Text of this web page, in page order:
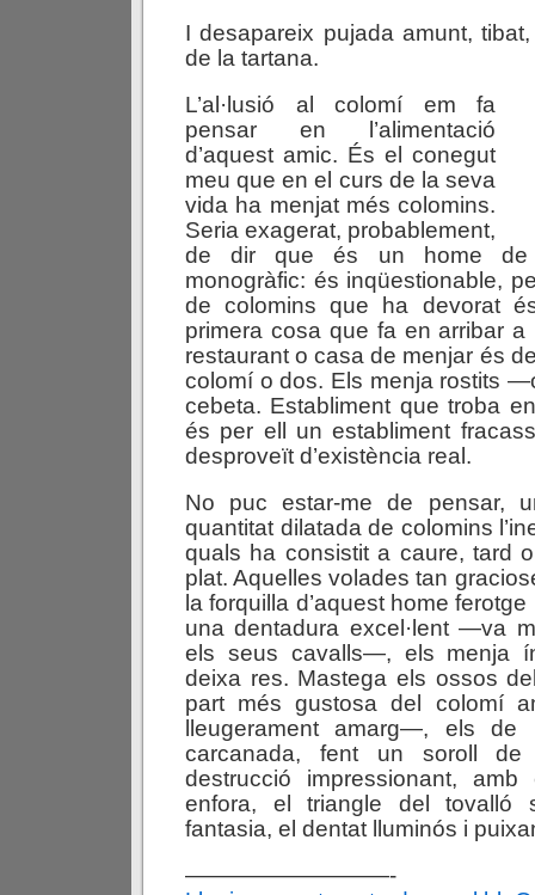
I desapareix pujada amunt,
de la tartana.
L’al·lusió al colomí em fa
pensar en l’alimentació
d’aquest amic. És el conegut
meu que en el curs de la seva
vida ha menjat més colomins.
Seria exagerat, probablement,
de dir que és un home de
monogràfic: és inqüestionable,
de colomins que ha devorat
primera cosa que fa en arribar a
restaurant o casa de menjar és
colomí o dos. Els menja rostits
cebeta. Establiment que troba
és per ell un establiment
desproveït d’existència real.
No puc estar-me de pensar,
quantitat dilatada de colomins
quals ha consistit a caure, tard
plat. Aquelles volades tan
la forquilla d’aquest home
una dentadura excel·lent —va
els seus cavalls—, els menja
deixa res. Mastega els ossos
part més gustosa del colomí
lleugerament amarg—, els
carcanada, fent un soroll
destrucció impressionant,
enfora, el triangle del tovalló
fantasia, el dentat lluminós i
—————————-